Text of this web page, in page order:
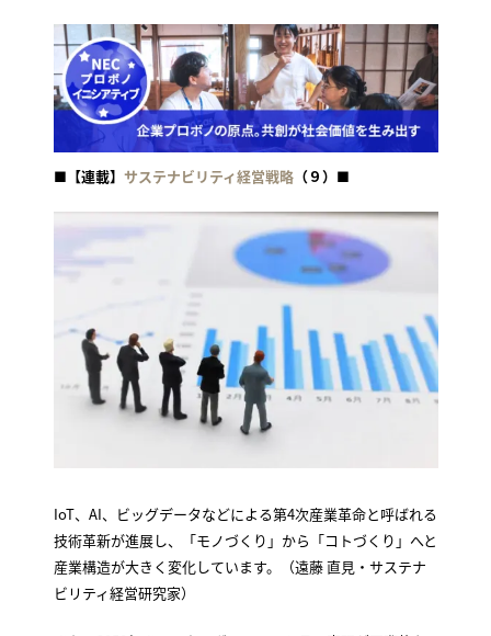
■ 【連載】 サステナビリティ経営戦略（９） ■
IoT、AI、ビッグデータなどによる第4次産業革命と呼ばれる
技術革新が進展し、「モノづくり」から「コトづくり」へと
産業構造が大きく変化しています。（遠藤 直見・サステナ
ビリティ経営研究家）